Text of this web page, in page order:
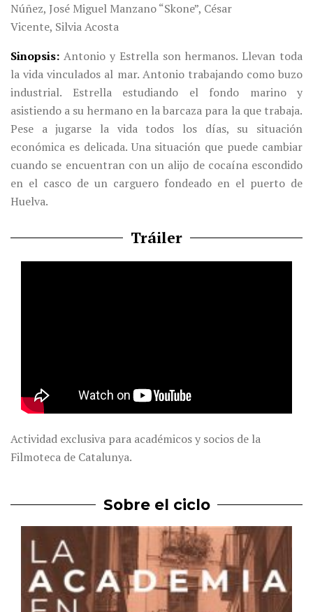
Núñez, José Miguel Manzano “Skone”, César
Vicente, Silvia Acosta
Sinopsis Antonio y Estrella son hermanos. Llevan toda
la vida vinculados al mar. Antonio trabajando como buzo
industrial. Estrella estudiando el fondo marino y
asistiendo a su hermano en la barcaza para la que trabaja.
Pese a jugarse la vida todos los días, su situación
económica es delicada. Una situación que puede cambiar
cuando se encuentran con un alijo de cocaína escondido
en el casco de un carguero fondeado en el puerto de
Huelva.
Tráiler
Actividad exclusiva para académicos y socios de la
Filmoteca de Catalunya.
Sobre el ciclo